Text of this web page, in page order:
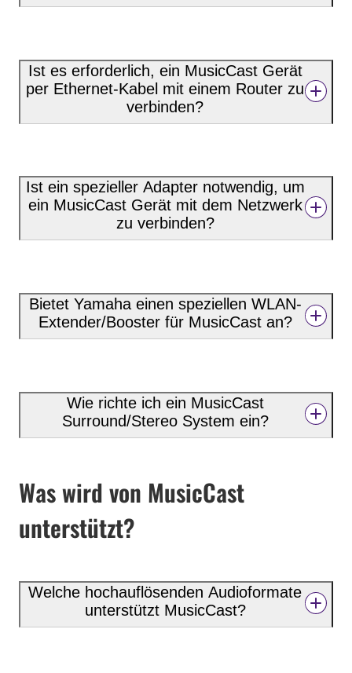
Ist es erforderlich, ein MusicCast Gerät
per Ethernet-Kabel mit einem Router zu
verbinden?
Ist ein spezieller Adapter notwendig, um
ein MusicCast Gerät mit dem Netzwerk
zu verbinden?
Bietet Yamaha einen speziellen WLAN-
Extender/Booster für MusicCast an?
Wie richte ich ein MusicCast
Surround/Stereo System ein?
Was wird von MusicCast
unterstützt?
Welche hochauflösenden Audioformate
unterstützt MusicCast?